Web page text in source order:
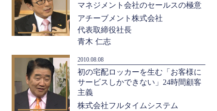
マネジメント会社のセールスの極意
アチーブメント株式会社
代表取締役社長
青木 仁志
2010.08.08
初の宅配ロッカーを生む「お客様に
サービスしかできない」24時間顧客
主義
株式会社フルタイムシステム